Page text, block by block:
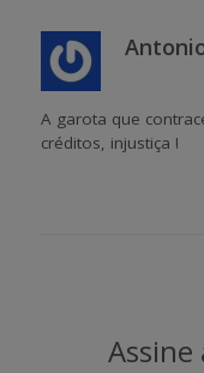
A garota que
créditos, injustiça !
Assine